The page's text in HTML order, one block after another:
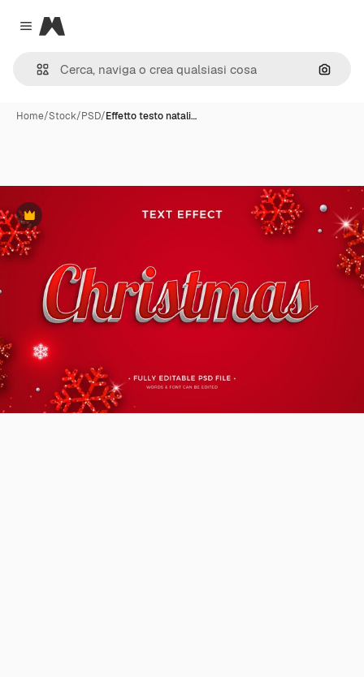
Close menu
Magnific
Cerca
Home/Stock/PSD/Effetto testo natali…
Premium